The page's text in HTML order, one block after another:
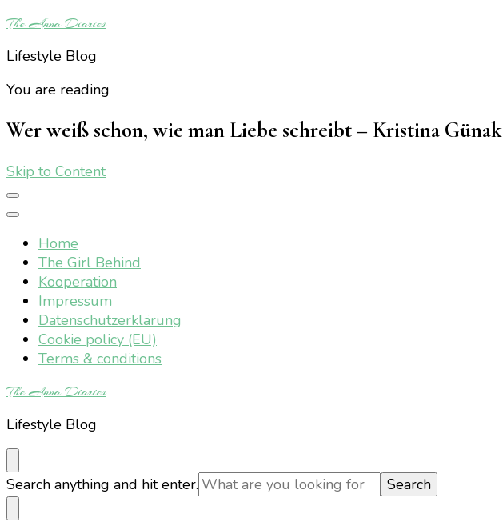
The Anna Diaries
Lifestyle Blog
You are reading
Wer weiß schon, wie man Liebe schreibt – Kristina Günak
Skip to Content
Home
The Girl Behind
Kooperation
Impressum
Datenschutzerklärung
Cookie policy (EU)
Terms & conditions
The Anna Diaries
Lifestyle Blog
Looking
for
Something?
Search anything and hit enter.